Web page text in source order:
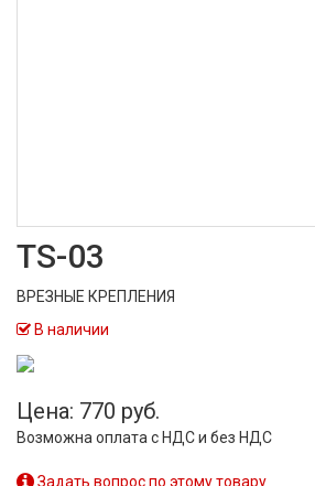
TS-03
ВРЕЗНЫЕ КРЕПЛЕНИЯ
В наличии
Цена: 770 руб.
Возможна оплата с НДС и без НДС
Задать вопрос по этому товару